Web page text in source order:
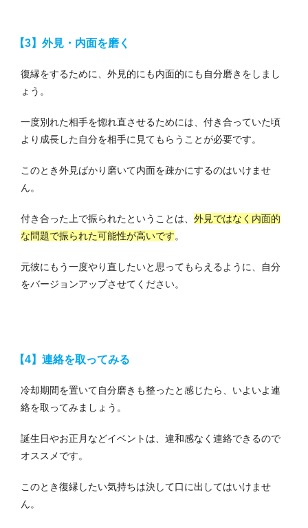
【3】外見・内面を磨く
復縁をするために、外見的にも内面的にも自分磨きをしまし
ょう。
一度別れた相手を惚れ直させるためには、付き合っていた頃
より成長した自分を相手に見てもらうことが必要です。
このとき外見ばかり磨いて内面を疎かにするのはいけませ
ん。
付き合った上で振られたということは、 外見ではなく内面的
な問題で振られた可能性が高いです。
元彼にもう一度やり直したいと思ってもらえるように、自分
をバージョンアップさせてください。
【4】連絡を取ってみる
冷却期間を置いて自分磨きも整ったと感じたら、いよいよ連
絡を取ってみましょう。
誕生日やお正月などイベントは、違和感なく連絡できるので
オススメです。
このとき復縁したい気持ちは決して口に出してはいけませ
ん。